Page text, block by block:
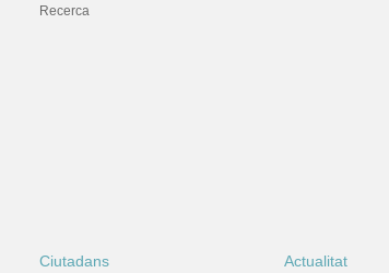
Recerca
Ciutadans Actualitat